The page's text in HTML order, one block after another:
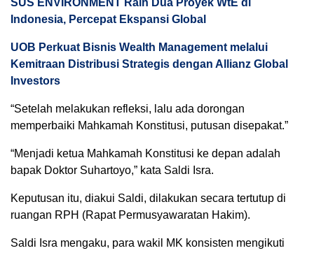
SUS ENVIRONMENT Raih Dua Proyek WtE di
Indonesia, Percepat Ekspansi Global
UOB Perkuat Bisnis Wealth Management melalui
Kemitraan Distribusi Strategis dengan Allianz Global
Investors
“Setelah melakukan refleksi, lalu ada dorongan
memperbaiki Mahkamah Konstitusi, putusan disepakat.”
“Menjadi ketua Mahkamah Konstitusi ke depan adalah
bapak Doktor Suhartoyo,” kata Saldi Isra.
Keputusan itu, diakui Saldi, dilakukan secara tertutup di
ruangan RPH (Rapat Permusyawaratan Hakim).
Saldi Isra mengaku, para wakil MK konsisten mengikuti